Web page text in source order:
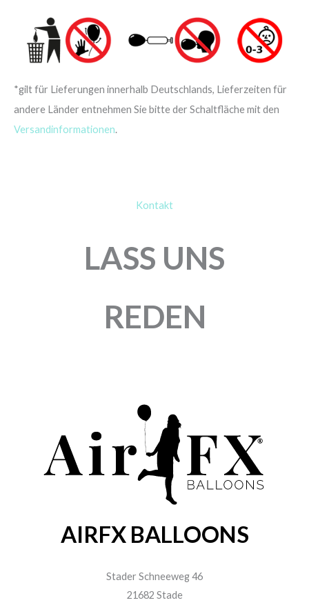
*gilt für Lieferungen innerhalb Deutschlands, Lieferzeiten für
andere Länder entnehmen Sie bitte der Schaltfläche mit den
Versandinformationen.
Kontakt
LASS UNS
REDEN
AIRFX BALLOONS
Stader Schneeweg 46
21682 Stade